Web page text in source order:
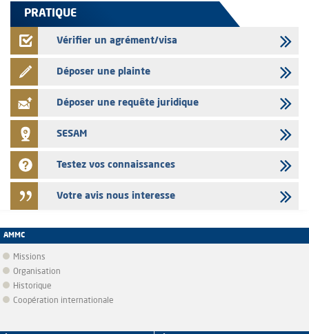
PRATIQUE
Vérifier un agrément/visa
Déposer une plainte
Déposer une requête juridique
SESAM
Testez vos connaissances
Votre avis nous interesse
AMMC
Missions
Organisation
Historique
Coopération internationale